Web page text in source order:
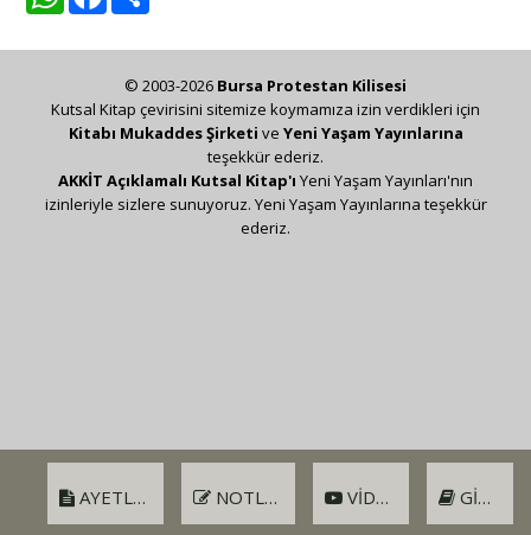
AYETLER NOTLAR VIDEO GIRIŞ
© 2003-2026 Bursa Protestan Kilisesi
Kutsal Kitap çevirisini sitemize koymamıza izin verdikleri için
Kitabı Mukaddes Şirketi ve Yeni Yaşam Yayınlarına
teşekkür ederiz.
AKKİT Açıklamalı Kutsal Kitap'ı Yeni Yaşam Yayınları'nın
izinleriyle sizlere sunuyoruz. Yeni Yaşam Yayınlarına teşekkür
ederiz.